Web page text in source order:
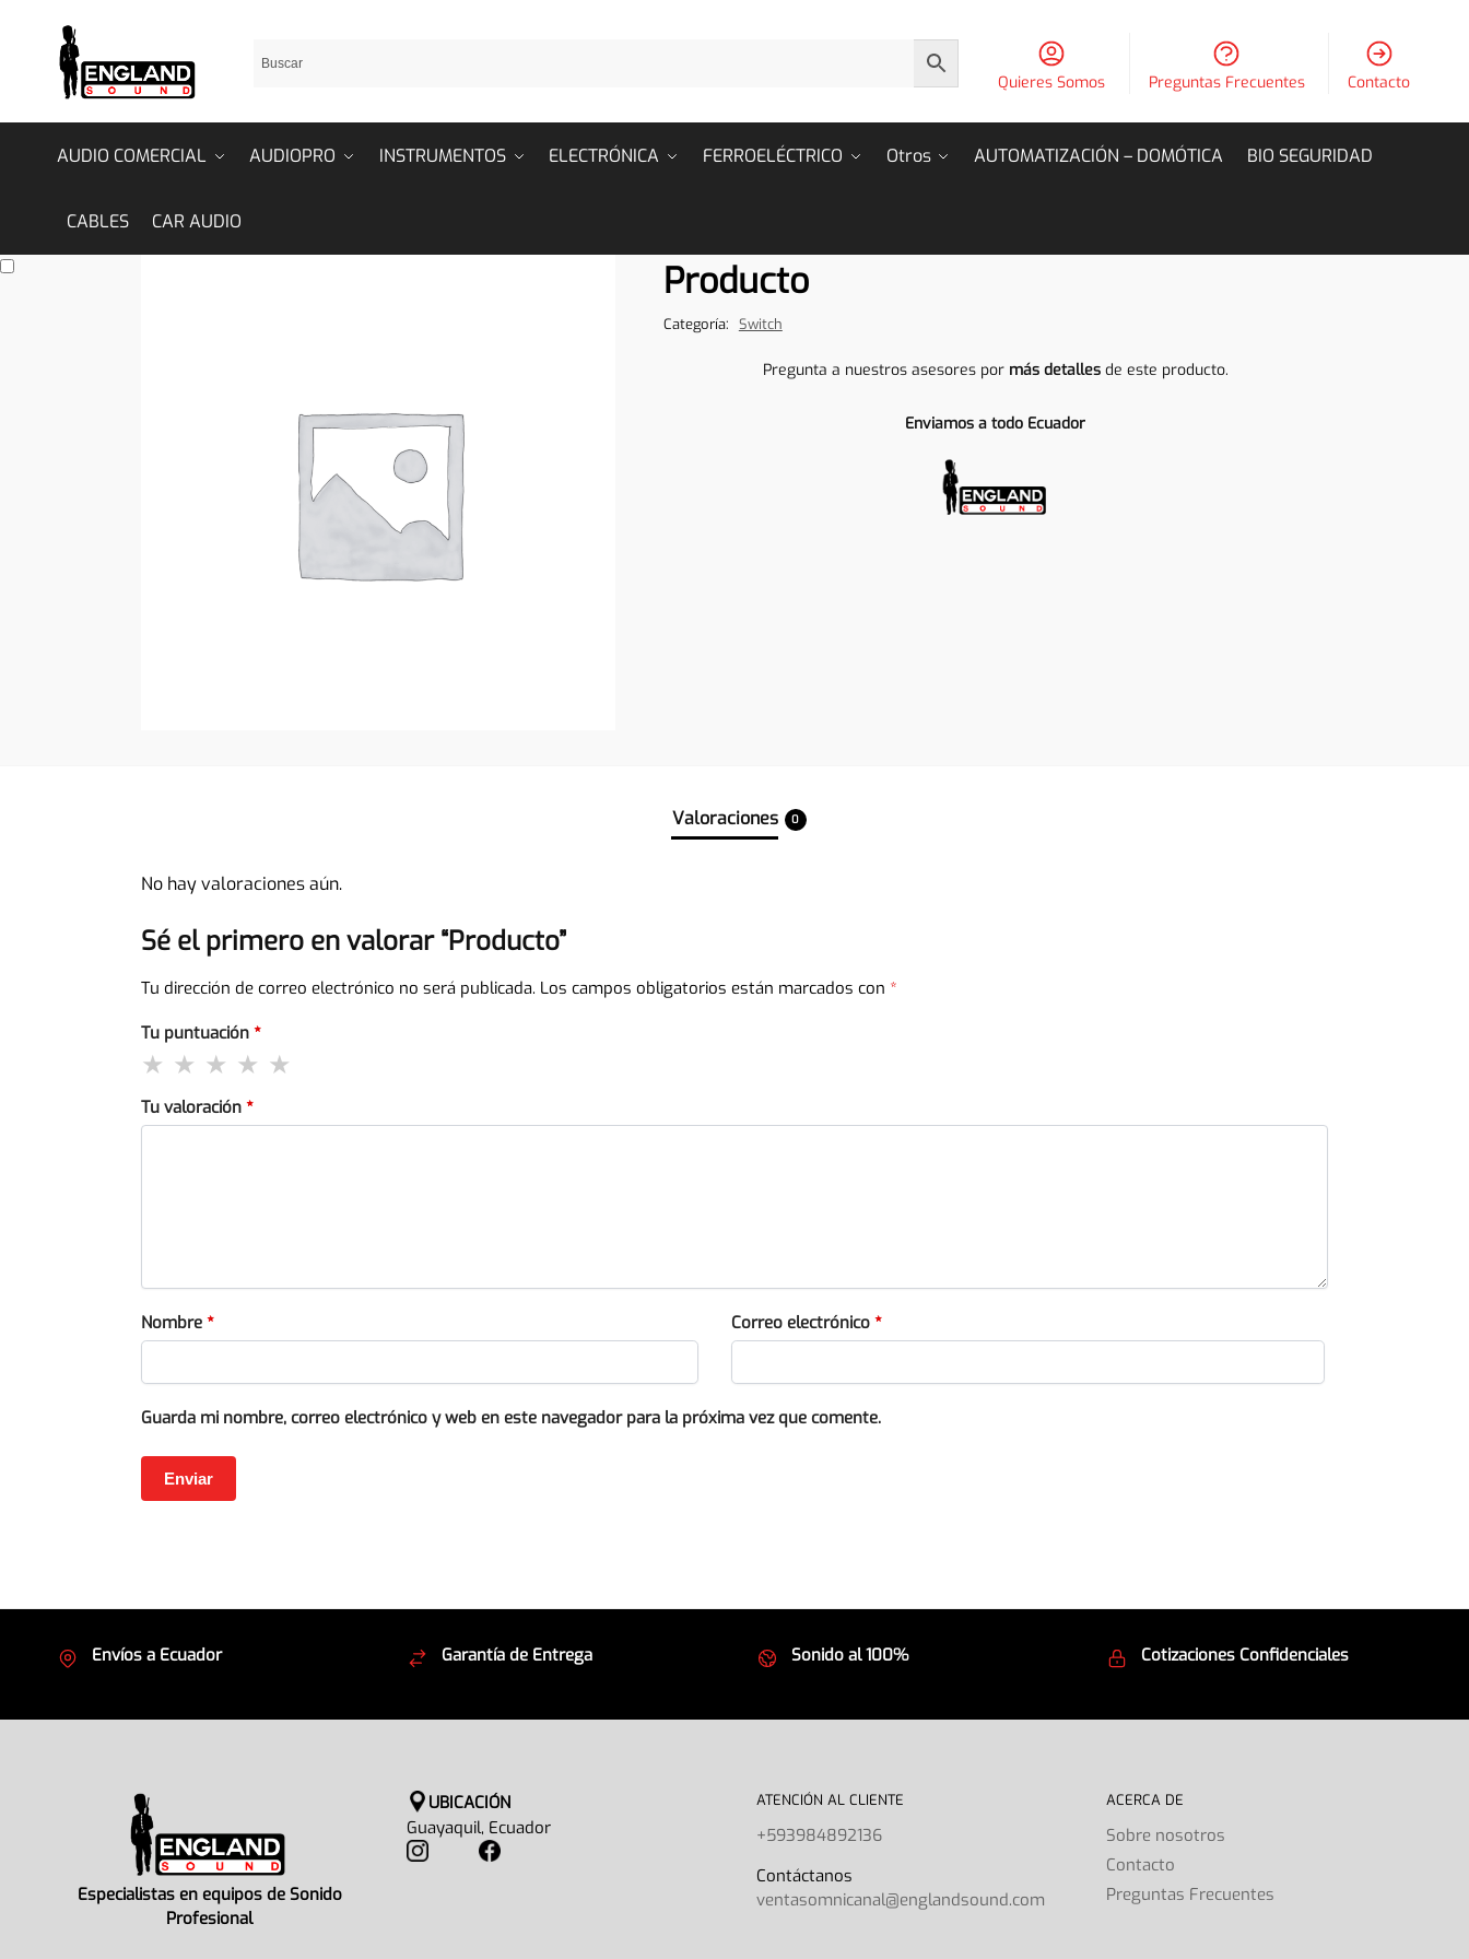
Quieres Somos Preguntas Frecuentes Contacto
AUDIO COMERCIAL AUDIOPRO INSTRUMENTOS ELECTRÓNICA FERROELÉCTRICO Otros AUTOMATIZACIÓN – DOMÓTICA BIO SEGURIDAD
CABLES CAR AUDIO
Producto
Categoría: Switch
Pregunta a nuestros asesores por más detallesde este producto.
Enviamos a todo Ecuador
Valoraciones 0
No hay valoraciones aún.
Sé el primero en valorar “Producto”
Tu dirección de correo electrónico no será publicada. Los campos obligatorios están marcados con *
Tu puntuación *
Tu valoración *
Nombre * Correo electrónico *
Guarda mi nombre, correo electrónico y web en este navegador para la próxima vez que comente.
Envíos a Ecuador Garantía de Entrega Sonido al 100% Cotizaciones Confidenciales
Especialistas en equipos de Sonido
Profesional
UBICACIÓN
Guayaquil, Ecuador
ATENCIÓN AL CLIENTE
+593984892136
Contáctanos
ventasomnicanal@englandsound.com
ACERCA DE
Sobre nosotros
Contacto
Preguntas Frecuentes